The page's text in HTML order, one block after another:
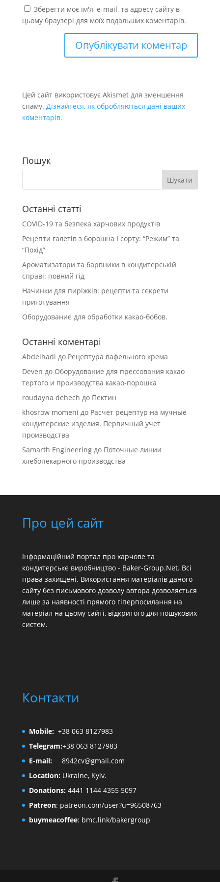
Зберегти моє ім'я, e-mail, та адресу сайту в
цьому браузері для моїх подальших коментарів.
Цей сайт використовує Akismet для зменшення
спаму. Дізнайтеся, як обробляються дані ваших
коментарів.
Пошук
Останні статті
COVID-19 та безпека харчових продуктів
Рецепти галетів з борошна І сорту: “Режим” та
“Похід”
Ароматизатори та барвники в кондитерській
справі: повний гід
Начинки для пиріжків: рецепти та секрети
приготування
Оборудование для обработки какао-бобов.
Останні коментарі
Abdelhadi до Рецептура вафельного крема
Deven до Оборудование для прессования какао
тертого и производства какао-порошка
roudayna dehech до Пектин
khosrow momeni до Расчет рецептур на мучные
кондитерские изделия. Первичный учет
производства
Samarth Engineeringдо Поточные линии
хлебопекарного производства
Про цей сайт
Інформаційний портал про харчове та
кондитерське виробництво - Baker-Group.Net. Всі
права захищені. Використання матеріалів даного
сайту без письмового дозволу автора дозволяється
лише за наявності прямого гіперпосилання на
матеріал на цьому сайті, відкритого для пошукових
систем.
Контакти
Mobile: +38 063 8127983
Telegram:+38 063 8127983
E-mail:
8942cv@gmail.com
Location:Ukraine, Kyiv.
Donations:4441 1144 4355 5097
Patreon: patreon.com/user?u=96508763
buymeacoffee: bmc.link/bakergroup